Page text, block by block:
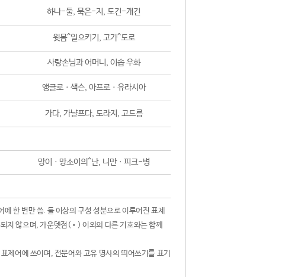
하나-둘, 묵은-지, 도긴-개긴
윗몸^일으키기, 고가^도로
사랑손님과 어머니, 이솝 우화
앵글로ㆍ색슨, 아프로ㆍ유라시아
가다, 가냘프다, 도라지, 고드름
망이ㆍ망소이의^난, 니만ㆍ피크-병
한 번만 씀. 둘 이상의 구성 성분으로 이루어진 표제
지 않으며, 가운뎃점(•) 이외의 다른 기호와는 함께
제어에 쓰이며, 전문어와 고유 명사의 띄어쓰기를 표기